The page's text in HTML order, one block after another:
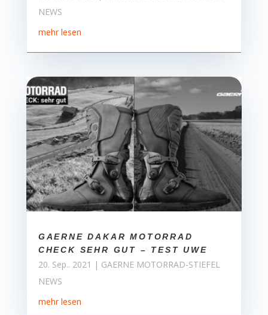
NEWS
mehr lesen
GAERNE DAKAR MOTORRAD
CHECK SEHR GUT – TEST UWE
20. Sep.. 2021 | GAERNE MOTORRAD-STIEFEL
NEWS
mehr lesen